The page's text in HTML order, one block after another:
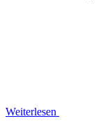
Weiterlesen